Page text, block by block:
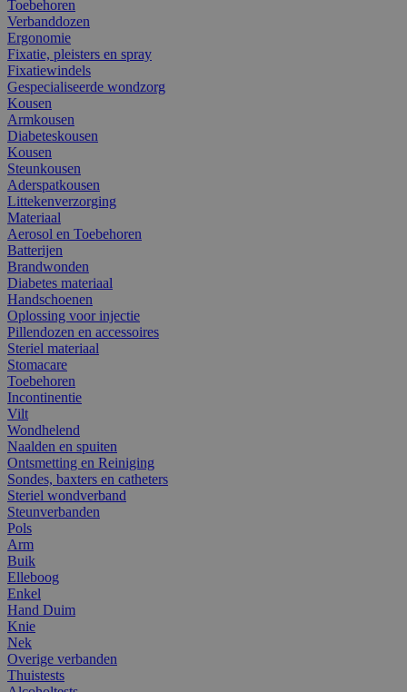
Toebehoren
Verbanddozen
Ergonomie
Fixatie, pleisters en spray
Fixatiewindels
Gespecialiseerde wondzorg
Kousen
Armkousen
Diabeteskousen
Kousen
Steunkousen
Aderspatkousen
Littekenverzorging
Materiaal
Aerosol en Toebehoren
Batterijen
Brandwonden
Diabetes materiaal
Handschoenen
Oplossing voor injectie
Pillendozen en accessoires
Steriel materiaal
Stomacare
Toebehoren
Incontinentie
Vilt
Wondhelend
Naalden en spuiten
Ontsmetting en Reiniging
Sondes, baxters en catheters
Steriel wondverband
Steunverbanden
Pols
Arm
Buik
Elleboog
Enkel
Hand Duim
Knie
Nek
Overige verbanden
Thuistests